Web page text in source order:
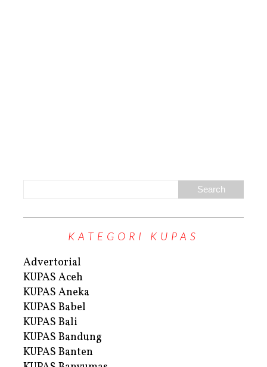
KATEGORI KUPAS
Advertorial
KUPAS Aceh
KUPAS Aneka
KUPAS Babel
KUPAS Bali
KUPAS Bandung
KUPAS Banten